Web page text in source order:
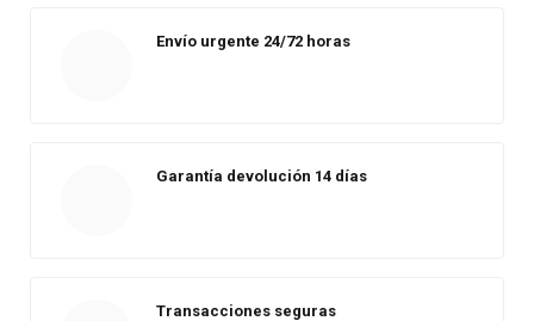
Envío urgente 24/72 horas
Garantía devolución 14 días
Transacciones seguras